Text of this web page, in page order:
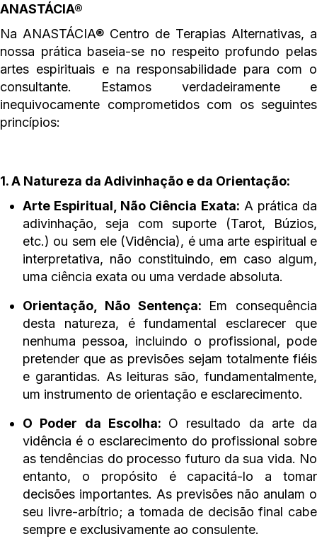
ANASTÁCIA®
Na ANASTÁCIA® Centro de Terapias Alternativas, a
nossa prática baseia-se no respeito profundo pelas
artes espirituais e na responsabilidade para com o
consultante. Estamos verdadeiramente e
inequivocamente comprometidos com os seguintes
princípios:
1. A Natureza da Adivinhação e da Orientação:
Arte Espiritual, Não Ciência Exata: A prática da
adivinhação, seja com suporte (Tarot, Búzios,
etc.) ou sem ele (Vidência), é uma arte espiritual e
interpretativa, não constituindo, em caso algum,
uma ciência exata ou uma verdade absoluta.
Orientação, Não Sentença: Em consequência
desta natureza, é fundamental esclarecer que
nenhuma pessoa, incluindo o profissional, pode
pretender que as previsões sejam totalmente fiéis
e garantidas. As leituras são, fundamentalmente,
um instrumento de orientação e esclarecimento.
O Poder da Escolha: O resultado da arte da
vidência é o esclarecimento do profissional sobre
as tendências do processo futuro da sua vida. No
entanto, o propósito é capacitá-lo a tomar
decisões importantes. As previsões não anulam o
seu livre-arbítrio; a tomada de decisão final cabe
sempre e exclusivamente ao consulente.